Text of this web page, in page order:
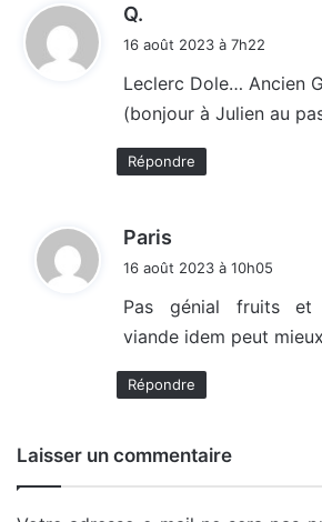
Q.
:
16 août 2023 à 7h22
Leclerc Dole… Ancien
(bonjour à Julien au
Répondre
Paris
:
16 août 2023 à 10h05
Pas génial fruits et
viande idem peut
Répondre
Laisser un commentaire